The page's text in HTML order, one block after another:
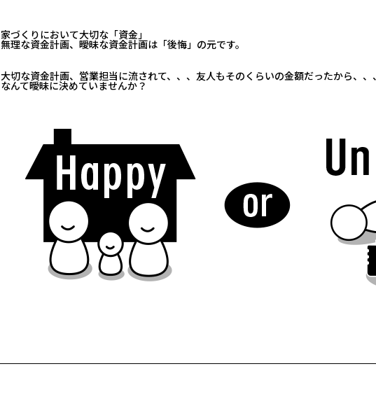
家づくりにおいて大切な「資金」
無理な資金計画、曖昧な資金計画は「後悔」の元です。
大切な資金計画、営業担当に流されて、、、友人もそのくらいの金額だったから、、、
なんて曖昧に決めていませんか？